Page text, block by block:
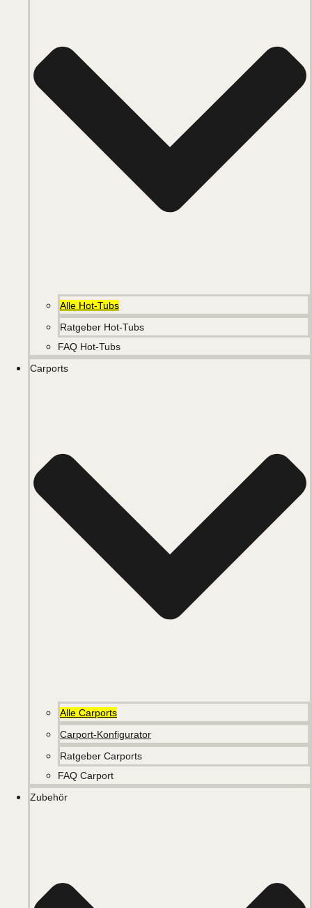
Alle Hot-Tubs
Ratgeber Hot-Tubs
FAQ Hot-Tubs
Carports
Alle Carports
Carport-Konfigurator
Ratgeber Carports
FAQ Carport
Zubehör